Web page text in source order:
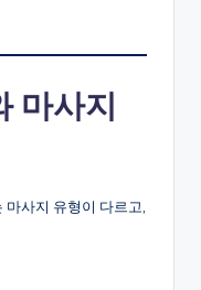
마사지
마사지 유형이 다르고,